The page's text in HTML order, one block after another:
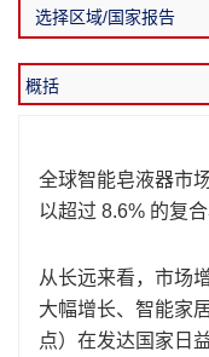
全球智能皂液器市
以超过 8.6% 的复
从长远来看，市场
大幅增长、智能家
点）在发达国家日